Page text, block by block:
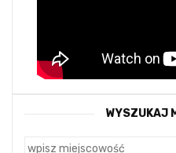
WYSZUKAJ